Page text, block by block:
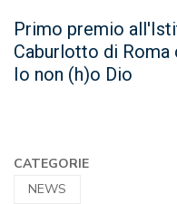
Primo premio
Caburlotto di
Io non (h)o Dio
CATEGORIE
NEWS